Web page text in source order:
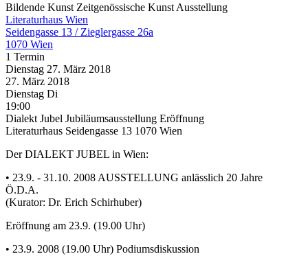
Bildende Kunst Zeitgenössische Kunst Ausstellung
Literaturhaus Wien
Seidengasse 13 / Zieglergasse 26a
1070 Wien
1 Termin
Dienstag 27. März 2018
27. März 2018
Dienstag Di
19:00
Dialekt Jubel Jubiläumsausstellung Eröffnung
Literaturhaus Seidengasse 13 1070 Wien
Der DIALEKT JUBEL in Wien:
• 23.9. - 31.10. 2008 AUSSTELLUNG anlässlich 20 Jahre
Ö.D.A.
(Kurator: Dr. Erich Schirhuber)
Eröffnung am 23.9. (19.00 Uhr)
• 23.9. 2008 (19.00 Uhr) Podiumsdiskussion